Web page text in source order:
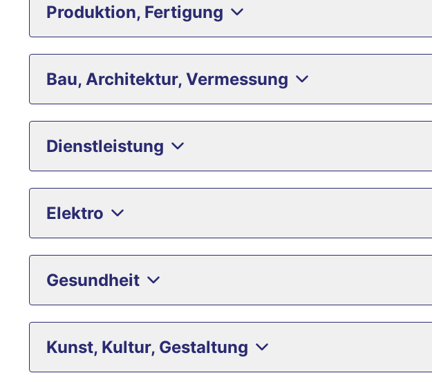
Produktion, Fertigung
Bau, Architektur, Vermessung
Dienstleistung
Elektro
Gesundheit
Kunst, Kultur, Gestaltung